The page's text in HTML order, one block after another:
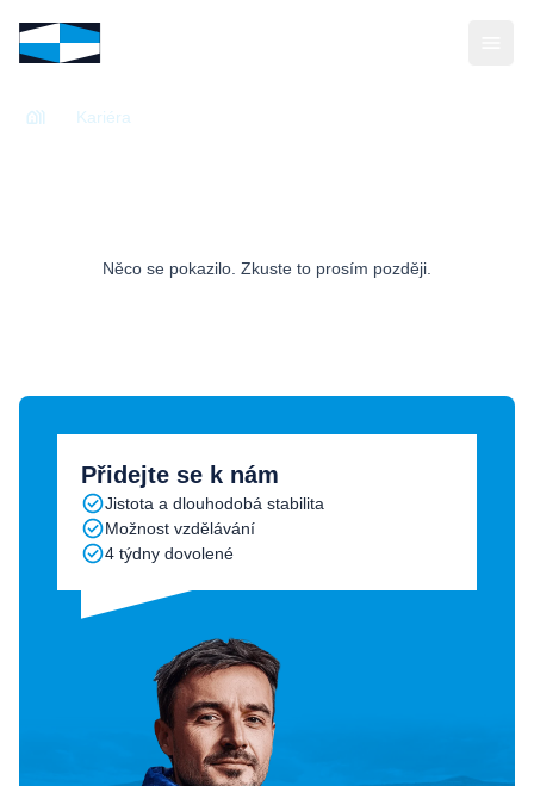
Kariéra
Něco se pokazilo. Zkuste to prosím později.
Přidejte se k nám
Jistota a dlouhodobá stabilita
Možnost vzdělávání
4 týdny dovolené